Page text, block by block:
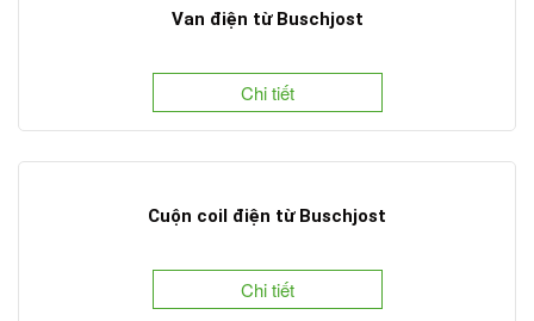
Van điện từ Buschjost
Chi tiết
Cuộn coil điện từ Buschjost
Chi tiết